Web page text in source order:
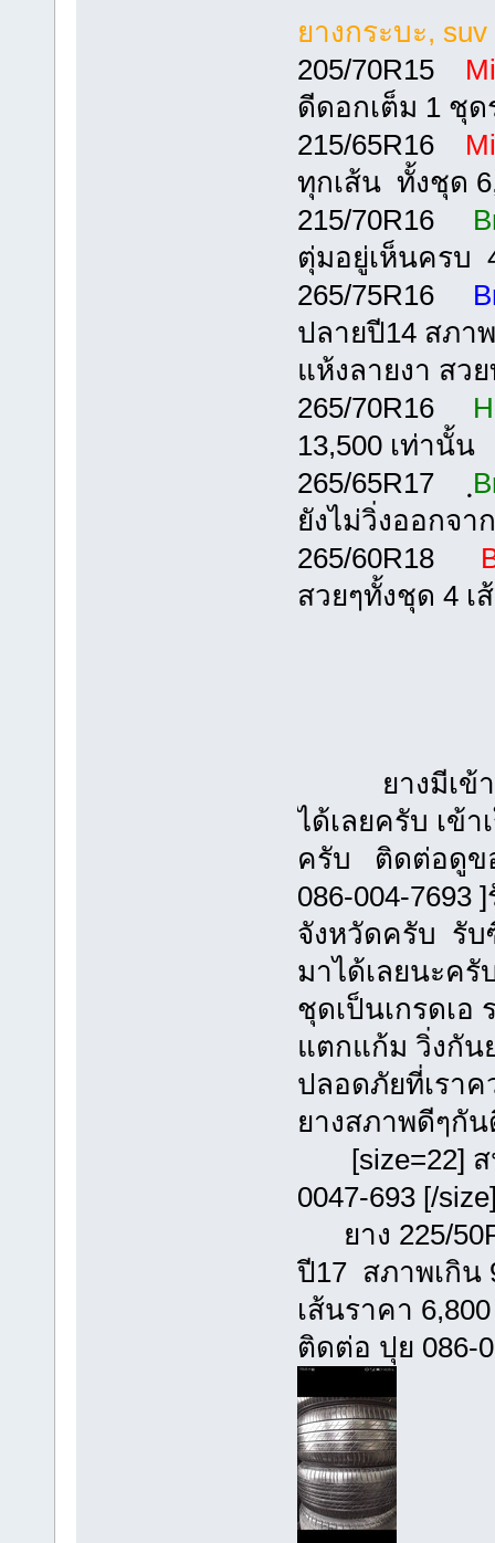
ยางกระบะ,
205/70R15
ดีดอกเต็ม 1 ชุด
215/65R16
ทุกเส้น ทั้งชุด
215/70R16
ตุ่มอยู่เห็นครบ
265/75R16
ปลายปี14 สภา
แห้งลายงา สว
265/70R16
13,500 เท่านั้น
265/65R17 ฺ
ยังไม่วิ่งออกจา
265/60R18
สวยๆทั้งชุด 4 เ
ยางมีเข้าอ
ได้เลยครับ เข้า
ครับ ติดต่อดูข
086-004-7693
จังหวัดครับ รับ
มาได้เลยนะค
ชุดเป็นเกรดเอ
แตกแก้ม วิ่งกั
ปลอดภัยที่เรา
ยางสภาพดีๆกั
[size=22] ส
0047-693 [/
ยาง 225/
ปี17 สภาพเกิน
เส้นราคา
ติดต่อ ปุย 086-